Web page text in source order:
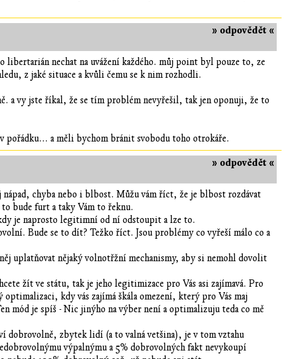
» odpovědět «
libertarián nechat na uvážení každého. můj point byl pouze to, ze
z jaké situace a kvůli čemu se k nim rozhodli.
a vy jste říkal, že se tím problém nevyřešil, tak jen oponuji, že to
pořádku... a měli bychom bránit svobodu toho otrokáře.
» odpovědět «
chyba nebo i blbost. Můžu vám říct, že je blbost rozdávat
bude furt a taky Vám to řeknu.
je naprosto legitimní od ní odstoupit a lze to.
Bude se to dít? Težko říct. Jsou problémy co vyřeší málo co a
uplatňovat nějaký volnotřžní mechanismy, aby si nemohl dovolit
žít ve státu, tak je jeho legitimizace pro Vás asi zajímavá. Pro
kdy vás zajímá škála omezení, který pro Vás maj
mód je spíš - Nic jinýho na výber není a optimalizuju teda co mě
dobrovolně, zbytek lidí (a to valná vetšina), je v tom vztahu
výpalnýmu a 5% dobrovolných fakt nevykoupí